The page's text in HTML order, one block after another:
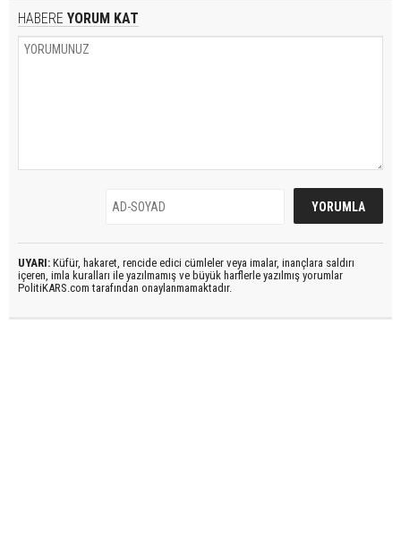
HABERE YORUM KAT
UYARI: Küfür, hakaret, rencide edici cümleler veya imalar, inançlara saldırı
içeren, imla kuralları ile yazılmamış ve büyük harflerle yazılmış yorumlar
PolitiKARS.com tarafından onaylanmamaktadır.